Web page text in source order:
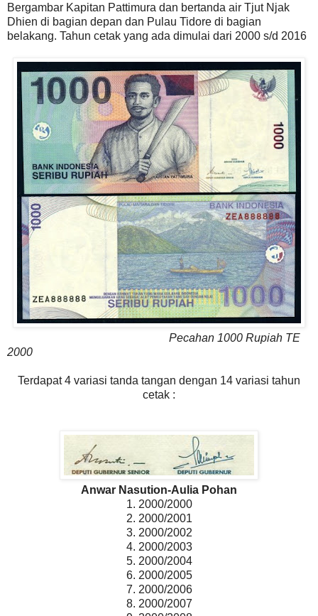
Bergambar Kapitan Pattimura dan bertanda air Tjut Njak
Dhien di bagian depan dan Pulau Tidore di bagian
belakang. Tahun cetak yang ada dimulai dari 2000 s/d 2016
Pecahan 1000 Rupiah TE
2000
Terdapat 4 variasi tanda tangan dengan 14 variasi tahun
cetak :
Anwar Nasution-Aulia Pohan
1. 2000/2000
2. 2000/2001
3. 2000/2002
4. 2000/2003
5. 2000/2004
6. 2000/2005
7. 2000/2006
8. 2000/2007